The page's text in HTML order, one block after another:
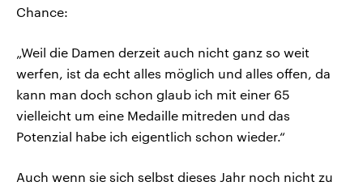
Chance:
„Weil die Damen derzeit auch nicht ganz so weit
werfen, ist da echt alles möglich und alles offen, da
kann man doch schon glaub ich mit einer 65
vielleicht um eine Medaille mitreden und das
Potenzial habe ich eigentlich schon wieder.“
Auch wenn sie sich selbst dieses Jahr noch nicht zu